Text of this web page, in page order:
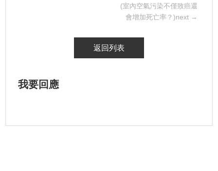
(室內空氣污染不僅致癌還
會增加死亡率？)next →
返回列表
我要回應